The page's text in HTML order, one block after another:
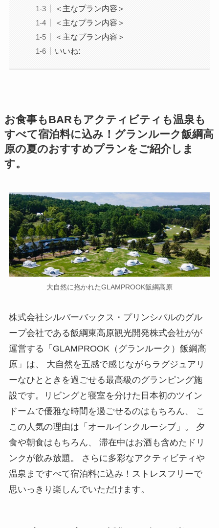
＜主なプラン内容＞
＜主なプラン内容＞
＜主なプラン内容＞
いいね:
お食事もBARもアクティビティも温泉も
すべて宿泊料に込み！グランルーク飯綱高
原の夏のおすすめプランをご紹介しま
す。
大自然に抱かれたGLAMPROOK飯綱高原
株式会社シルバーバックス・プリンシパルのグル
ープ会社である飯綱東高原観光開発株式会社がが
運営する「GLAMPROOK（グランルーク）飯綱高
原」は、 大自然を五感で感じながらラグジュアリ
ーなひとときを過ごせる最高級のグランピング施
設です。リビングと寝室を分けた日本初のツイン
ドームで優雅な時間を過ごせるのはもちろん、 こ
この人気の理由は「オールインクルーシブ」。 夕
食や朝食はもちろん、 滞在中はお酒も含めたドリ
ンクが飲み放題。 さらに多彩なアクティビティや
温泉まですべて宿泊料に込み！ストレスフリーで
思いっきり楽しんでいただけます。